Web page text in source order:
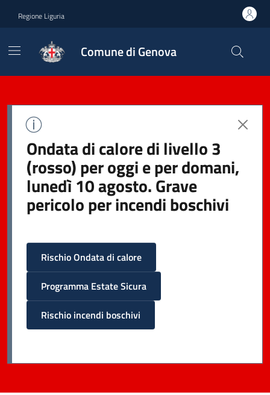
Regione Liguria
Comune di Genova
Ondata di calore di livello 3
(rosso) per oggi e per domani,
lunedì 10 agosto. Grave
pericolo per incendi boschivi
Rischio Ondata di calore
Programma Estate Sicura
Rischio incendi boschivi